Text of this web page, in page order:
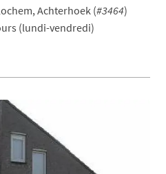
Achterhoek (#3464)
(lundi-vendredi)